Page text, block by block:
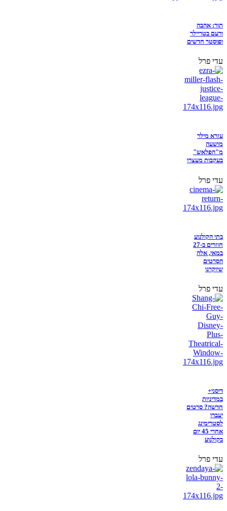
תור: אהבה
ורעם בטריילר
ופוסטר חדשים
עדי פרל
עזרא מילר
מושעה
מ"הפלאש"
בעקבות מעצרו
עדי פרל
בתי הקולנוע
חוזרים ב-27
במאי, אלה
הסרטים
שיוקרנו
עדי פרל
דיסני+
במדיניות
חדשה? סרטים
יעברו
לסטרימינג
אחרי 45 יום
בקולנוע
עדי פרל